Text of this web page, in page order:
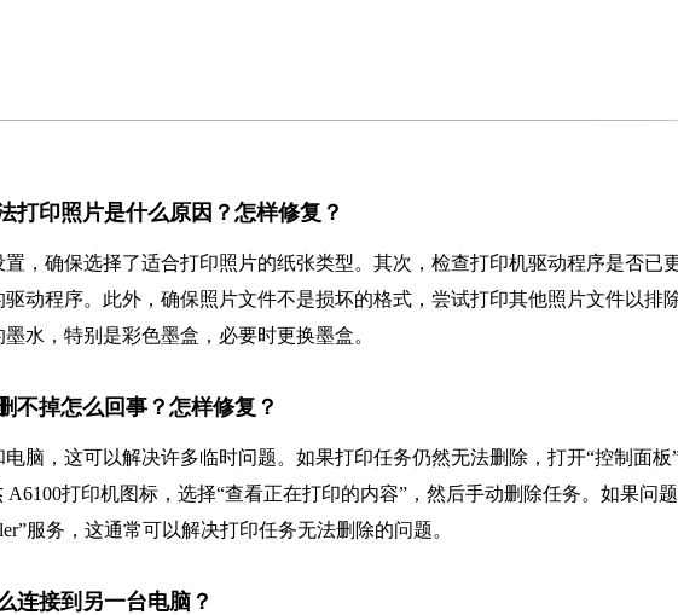
打印照片是什么原因？怎样修复？
，确保选择了适合打印照片的纸张类型。其次，检查打印机驱动程序是否已
动程序。此外，确保照片文件不是损坏的格式，尝试打印其他照片文件以排
水，特别是彩色墨盒，必要时更换墨盒。
不掉怎么回事？怎样修复？
脑，这可以解决许多临时问题。如果打印任务仍然无法删除，打开“控制面板
打印机图标，选择“查看正在打印的内容”，然后手动删除任务。如果问
服务，这通常可以解决打印任务无法删除的问题。
连接到另一台电脑？